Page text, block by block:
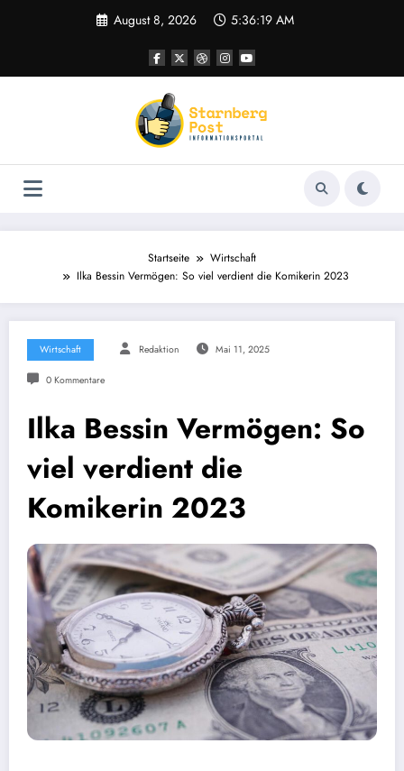
August 8, 2026 5:36:20 AM
Startseite
Wirtschaft
Ilka Bessin Vermögen: So viel verdient die Komikerin 2023
Wirtschaft Redaktion Mai 11, 2025
0 Kommentare
Ilka Bessin Vermögen: So
viel verdient die
Komikerin 2023